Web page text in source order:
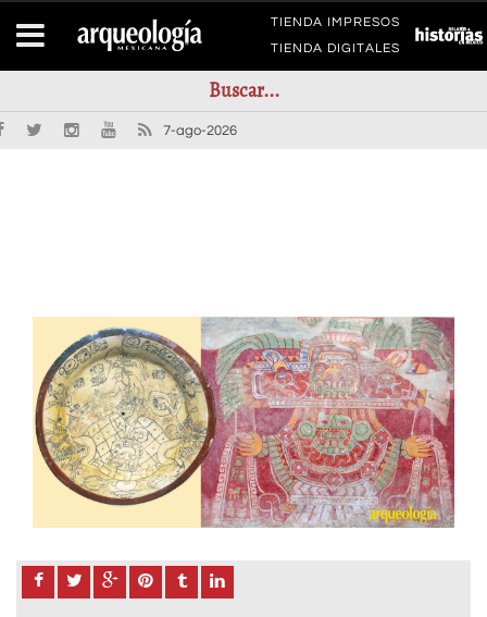
TIENDA IMPRESOS
TIENDA DIGITALES
7-ago-2026